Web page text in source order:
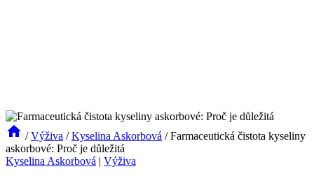
/ Výživa / Kyselina Askorbová / Farmaceutická čistota kyseliny
askorbové: Proč je důležitá
Kyselina Askorbová | Výživa